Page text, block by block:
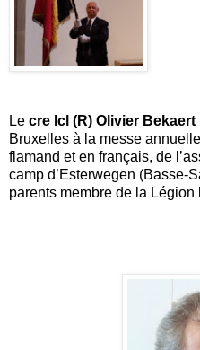
Le cre lcl (R) Olivier Bekaert
Bruxelles à la messe
flamand et en français, de
camp d’Esterwegen (Basse-
parents membre de la Légion